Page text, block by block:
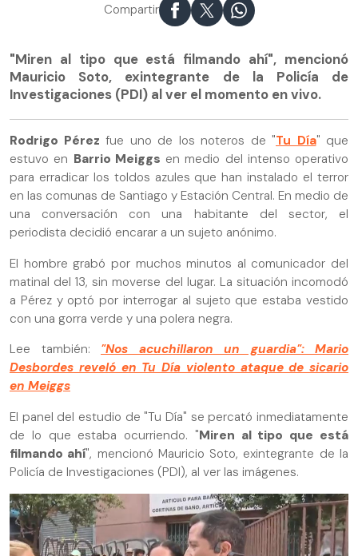
Compartir
"Miren al tipo que está filmando ahí", mencionó
Mauricio Soto, exintegrante de la Policía de
Investigaciones (PDI) al ver el momento en vivo.
Rodrigo Pérez fue uno de los noteros de "Tu Día" que
estuvo en Barrio Meiggs en medio del intenso operativo
para erradicar los toldos azules que han instalado el terror
en las comunas de Santiago y Estación Central. En medio de
una conversación con una habitante del sector, el
periodista decidió encarar a un sujeto anónimo.
El hombre grabó por muchos minutos al comunicador del
matinal del 13, sin moverse del lugar. La situación incomodó
a Pérez y optó por interrogar al sujeto que estaba vestido
con una gorra verde y una polera negra.
Lee también: "Nos acuchillaron un guardia": Mario
Desbordes reveló en Tu Día violento ataque de sicario
en Meiggs
El panel del estudio de "Tu Día" se percató inmediatamente
de lo que estaba ocurriendo. "Miren al tipo que está
filmando ahí", mencionó Mauricio Soto, exintegrante de la
Policía de Investigaciones (PDI), al ver las imágenes.